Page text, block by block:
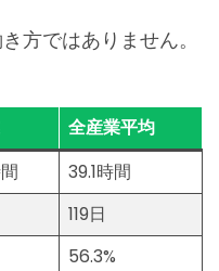
方ではありません。
全産業平均
39.1時間
119日
56.3%